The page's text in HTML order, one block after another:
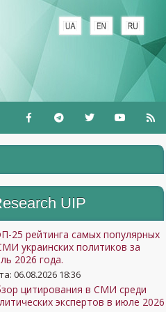
UIP
25 рейтинга самых популярных
украинских политиков за
2026 года.
06.08.2026 18:36
цитирования в СМИ среди
экспертов в июле 2026